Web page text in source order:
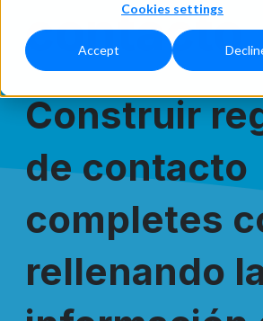
Cookies settings
Accept
contacto
Construir
de contacto
completes
rellenando